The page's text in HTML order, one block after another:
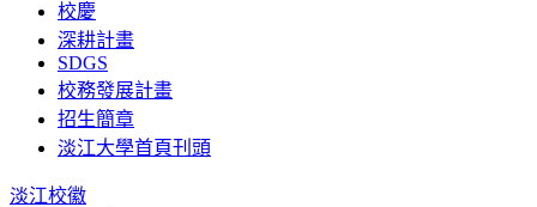
校慶
深耕計畫
SDGS
校務發展計畫
招生簡章
淡江大學首頁刊頭
淡江校徽